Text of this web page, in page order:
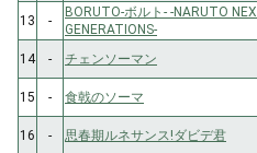
13
-
BORUTO-ボルト- -NARUTO
GENERATIONS-
14
- チェンソーマン
15
- 食戟のソーマ
16
- 思春期ルネサンス!ダビデ君